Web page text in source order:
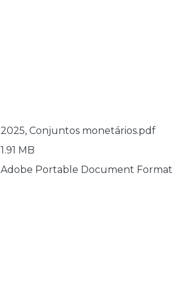
2025, Conjuntos monetários.pdf
1.91 MB
Adobe Portable Document Format